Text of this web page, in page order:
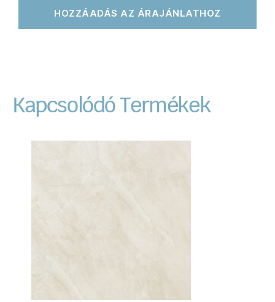
HOZZÁADÁS AZ ÁRAJÁNLATHOZ
Kapcsolódó Termékek